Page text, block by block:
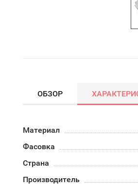
ОБЗОР
Материал
Фасовка
Страна
Производитель